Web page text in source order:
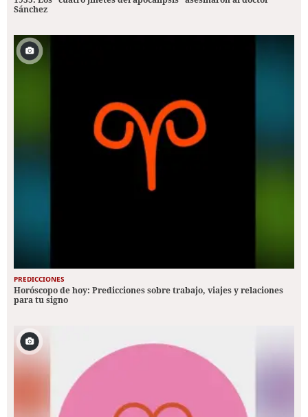
Sánchez
PREDICCIONES
Horóscopo de hoy: Predicciones sobre trabajo, viajes y relaciones
para tu signo